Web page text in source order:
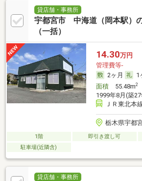
貸店舗・事務所
宇都宮市 中海道（岡本駅）
（一括）
14.30万円
管理費等-
2ヶ月
1
面積55.48m2
1999年8月(築
ＪＲ東北本
栃木県宇都
1階 即引き渡し可
駐車場(近隣含)
貸店舗・事務所